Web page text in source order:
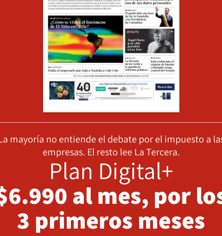
mayoría no entiende el debate por el impuesto a
empresas. El resto lee La Tercera.
Plan Digital+
al mes, por
3 primeros meses